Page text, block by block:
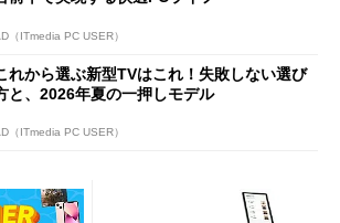
（ITmedia PC USER）
れから選ぶ新型TVはこれ！失敗しない選び
と、2026年夏の一押しモデル
（ITmedia PC USER）